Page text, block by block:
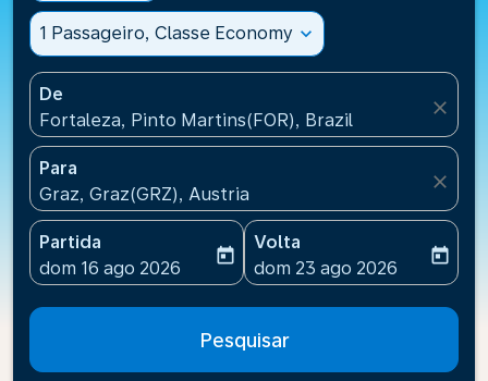
1 Passageiro, Classe Economy expand_more
De
Fortaleza, Pinto Martins(FOR), Brazil
close
Para
Graz, Graz(GRZ), Austria
close
Partida
fc-booking-departure-date-aria-label
dom 16 ago 2026
today
Volta
fc-booking-return-date-
dom 23 ago 2026
today
Pesquisar